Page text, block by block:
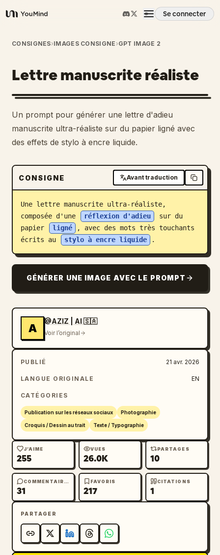
YouMind
Se connecter
Aperçu
Cas d'usage
Invites
Tarifs
Télécharger
Blog
Mises à jour
CONSIGNES›IMAGES CONSIGNE ›GPT IMAGE 2
Lettre manuscrite réaliste
Un prompt pour générer une lettre d'adieu
manuscrite ultra-réaliste sur du papier ligné avec
des effets de stylo à encre liquide.
CONSIGNE Avant traduction
Une lettre manuscrite ultra-réaliste,
composée d'une
réflexion d'adieu
sur du
papier
ligné
, avec des mots très touchants
écrits au
stylo à encre liquide .
GÉNÉRER UNE IMAGE AVEC LE PROMPT
A
@AZIZ | AI 🇸🇦
Voir l’original
PUBLIÉ 21 avr. 2026
LANGUE ORIGINALE EN
CATÉGORIES
Publication sur les réseaux sociaux Photographie
Croquis / Dessin au trait Texte / Typographie
J’AIME
255
VUES
26.0K
PARTAGES
10
COMMENTAIRES
31
FAVORIS
217
CITATIONS
1
PARTAGER